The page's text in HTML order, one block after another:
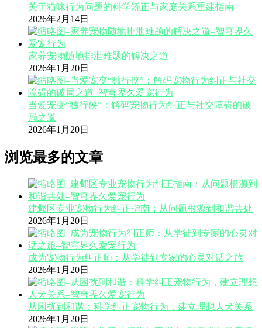
关于猫咪行为问题的科学矫正与家庭关系重建指南
2026年2月14日
家养宠物随地排泄难题的解决之道
2026年1月20日
当爱宠变“独行侠”：解码宠物行为纠正与社交障碍的破
局之道
2026年1月20日
浏览最多的文章
建邺区专业宠物行为纠正指南：从问题根源到和谐共处
2026年1月20日
成为宠物行为纠正师：从学徒到专家的心灵对话之旅
2026年1月20日
从困扰到和谐：科学纠正宠物行为，建立理想人犬关系
2026年1月20日